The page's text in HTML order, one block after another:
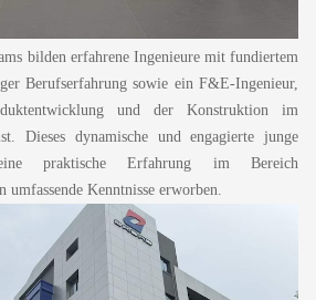
bilden erfahrene Ingenieure mit fundiertem
Berufserfahrung sowie ein F&E-Ingenieur,
und der Konstruktion im
Dieses dynamische und engagierte junge
praktische Erfahrung im Bereich
umfassende Kenntnisse erworben.